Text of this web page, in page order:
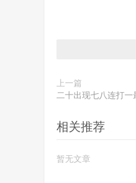
上一篇
二十出现七八连打一
相关推荐
暂无文章